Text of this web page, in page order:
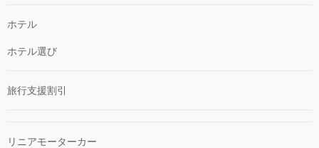
ホテル
ホテル選び
旅行支援割引
リニアモーターカー